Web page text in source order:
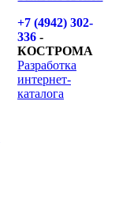
+7 (4942) 302-
336 -
КОСТРОМА
Разработка
интернет-
каталога